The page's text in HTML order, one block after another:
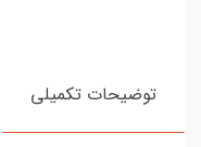
توضیحات تکمیلی